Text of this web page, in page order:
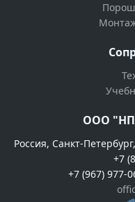
ООО
Россия, Санкт-
+7
+7 (967) 977-